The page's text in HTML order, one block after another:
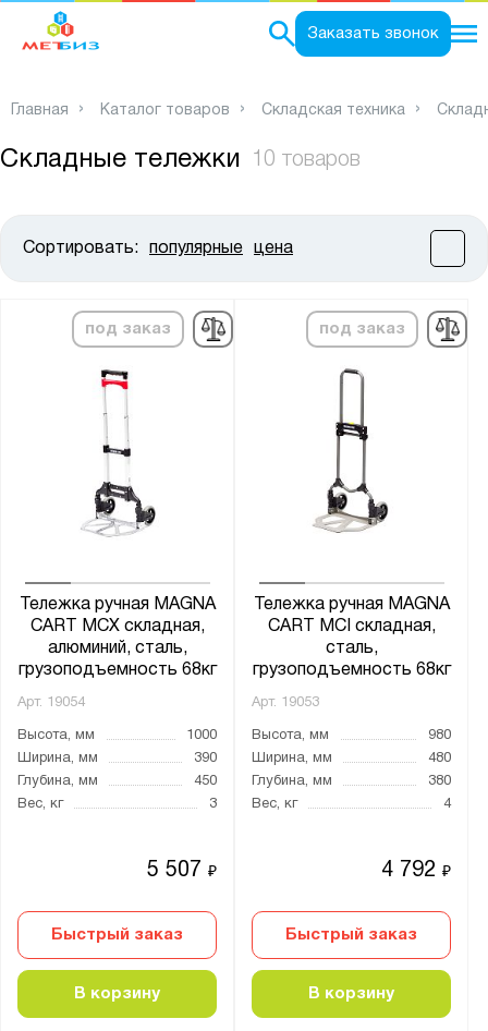
Заказать звонок
Главная Каталог товаров Складская техника
Складные тележки 10 товаров
Сортировать: популярные цена
под заказ
Тележка ручная MAGNA
CART MCX складная,
алюминий, сталь,
грузоподъемность 68кг
Арт. 19054
Высота, мм
1000
Ширина, мм
390
Глубина, мм
450
Вес, кг
3
5 507₽
Быстрый заказ
В корзину
под заказ
Тележка ручная MAGNA
CART MCI складная,
сталь,
грузоподъемность 68кг
Арт. 19053
Высота, мм
980
Ширина, мм
480
Глубина, мм
380
Вес, кг
4
4 792₽
Быстрый заказ
В корзину
Ширина, мм:
от до
Грузоподъёмность тележки, кг:
от
Тип покрытия поверхности:
Диаметр колёс:
121
125
180